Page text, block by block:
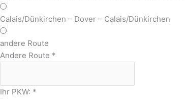
Calais/Dünkirchen – Dover – Calais/Dünkirchen
andere Route
Andere Route *
Ihr PKW: *